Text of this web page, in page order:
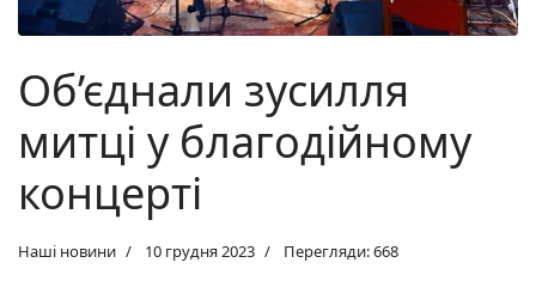
Об’єднали зусилля
митці у благодійному
концерті
Наші новини 10 грудня 2023 Перегляди: 668